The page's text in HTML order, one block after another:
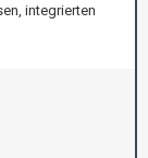
integrierten